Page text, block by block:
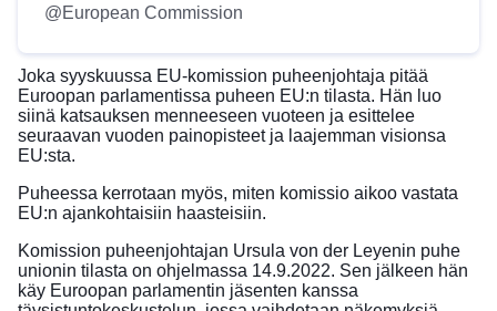
@European Commission
Joka syyskuussa EU-komission puheenjohtaja pitää
Euroopan parlamentissa puheen EU:n tilasta. Hän luo
siinä katsauksen menneeseen vuoteen ja esittelee
seuraavan vuoden painopisteet ja laajemman visionsa
EU:sta.
Puheessa kerrotaan myös, miten komissio aikoo vastata
EU:n ajankohtaisiin haasteisiin.
Komission puheenjohtajan Ursula von der Leyenin puhe
unionin tilasta on ohjelmassa 14.9.2022. Sen jälkeen hän
käy Euroopan parlamentin jäsenten kanssa